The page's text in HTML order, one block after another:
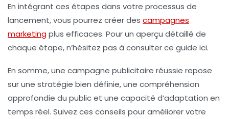
En intégrant ces étapes dans votre processus de
lancement, vous pourrez créer des campagnes
marketingplus efficaces. Pour un aperçu détaillé de
chaque étape, n’hésitez pas à consulter ce guide ici.
En somme, une campagne publicitaire réussie repose
sur une stratégie bien définie, une compréhension
approfondie du public et une capacité d’adaptation en
temps réel. Suivez ces conseils pour améliorer votre